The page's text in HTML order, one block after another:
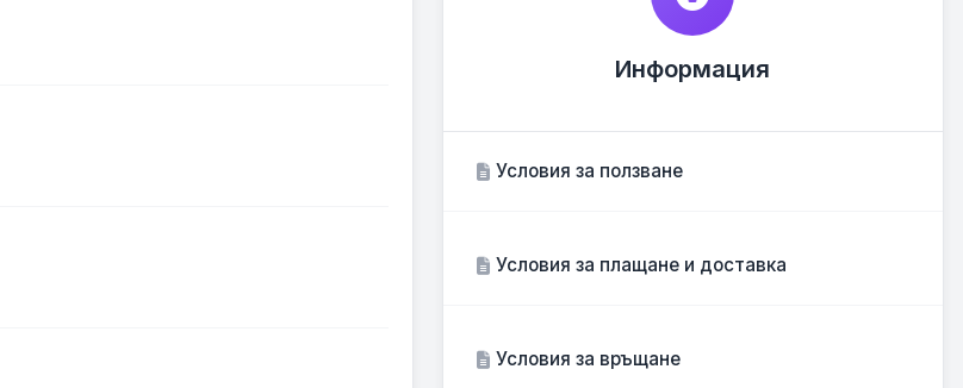
Информация
Условия за ползване
Условия за плащане и доставка
Условия за връщане